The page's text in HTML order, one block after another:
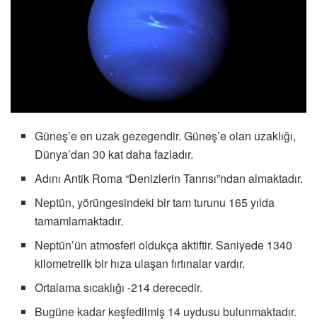
Güneş’e en uzak gezegendir. Güneş’e olan uzaklığı,
Dünya’dan 30 kat daha fazladır.
Adını Antik Roma “Denizlerin Tanrısı”ndan almaktadır.
Neptün, yörüngesindeki bir tam turunu 165 yılda
tamamlamaktadır.
Neptün’ün atmosferi oldukça aktiftir. Saniyede 1340
kilometrelik bir hıza ulaşan fırtınalar vardır.
Ortalama sıcaklığı -214 derecedir.
Bugüne kadar keşfedilmiş 14 uydusu bulunmaktadır.